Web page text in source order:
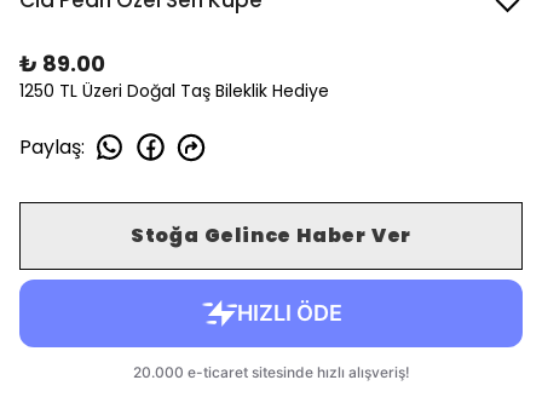
₺ 89.00
1250 TL Üzeri Doğal Taş Bileklik Hediye
Paylaş:
Stoğa Gelince Haber Ver